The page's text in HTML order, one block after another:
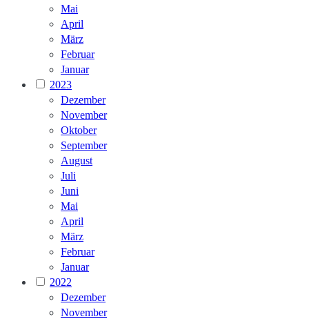
Mai
April
März
Februar
Januar
2023
Dezember
November
Oktober
September
August
Juli
Juni
Mai
April
März
Februar
Januar
2022
Dezember
November